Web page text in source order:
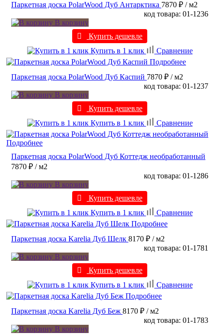
Паркетная доска PolarWood Дуб Антарктика 7870 ₽ / м2
код товара: 01-1236
В корзину
Купить дешевле
Купить в 1 клик
Сравнение
Подробнее
Паркетная доска PolarWood Дуб Каспий 7870 ₽ / м2
код товара: 01-1237
В корзину
Купить дешевле
Купить в 1 клик
Сравнение
Подробнее
Паркетная доска PolarWood Дуб Коттедж необработанный
7870 ₽ / м2
код товара: 01-1286
В корзину
Купить дешевле
Купить в 1 клик
Сравнение
Подробнее
Паркетная доска Karelia Дуб Шелк 8170 ₽ / м2
код товара: 01-1781
В корзину
Купить дешевле
Купить в 1 клик
Сравнение
Подробнее
Паркетная доска Karelia Дуб Беж 8170 ₽ / м2
код товара: 01-1783
В корзину